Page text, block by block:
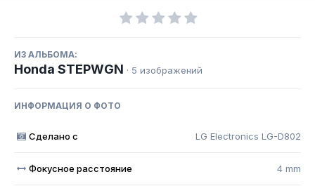
ИЗ АЛЬБОМА:
Honda STEPWGN · 5 изображений
ИНФОРМАЦИЯ О ФОТО
Сделано с LG Electronics LG-D802
Фокусное расстояние 4 mm